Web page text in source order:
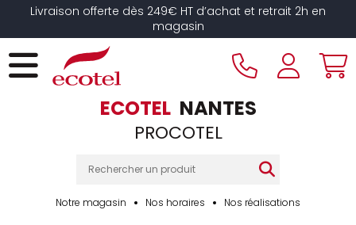
Livraison offerte dès 249€ HT d’achat et retrait 2h en
magasin
ECOTEL NANTES
PROCOTEL
Notre magasin Nos horaires Nos réalisations
Panneau de gestion des cookies